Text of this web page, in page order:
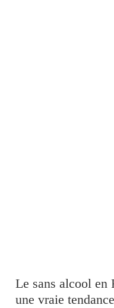
Le sans alcool en
une vraie